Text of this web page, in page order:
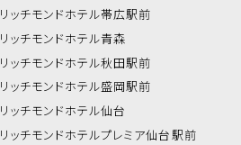
リッチモンドホテル帯広駅前
リッチモンドホテル青森
リッチモンドホテル秋田駅前
リッチモンドホテル盛岡駅前
リッチモンドホテル仙台
リッチモンドホテルプレミア仙台駅前